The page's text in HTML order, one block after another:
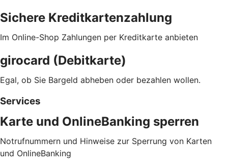
Sichere Kreditkartenzahlung
Im Online-Shop Zahlungen per Kreditkarte anbieten
girocard (Debitkarte)
Egal, ob Sie Bargeld abheben oder bezahlen wollen.
Services
Karte und OnlineBanking sperren
Notrufnummern und Hinweise zur Sperrung von Karten
und OnlineBanking